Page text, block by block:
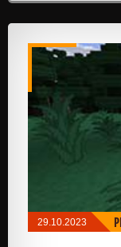
29.10.2023